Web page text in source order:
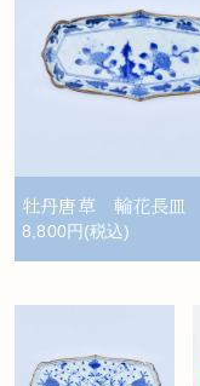
牡丹唐草 輪花長皿
8,800円(税込)